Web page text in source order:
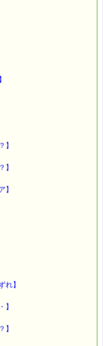
のポイント＞
のポイント＞
からお食べください
にお食べください
ませんでした。
】
】
】
れ】
】
】